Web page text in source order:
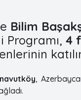
Bilim
Programı, 4
,